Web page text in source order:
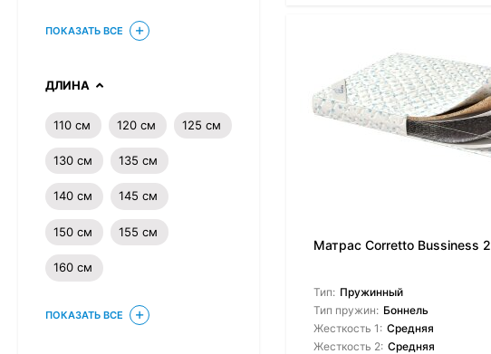
Матрас Corretto Bussiness 2
Тип: Пружинный
Тип пружин: Боннель
Жесткость 1: Средняя
Жесткость 2: Средняя
ПОКАЗАТЬ ВСЕ
ДЛИНА
110 см 120 см 125 см
130 см 135 см
140 см 145 см
150 см 155 см
160 см
ПОКАЗАТЬ ВСЕ